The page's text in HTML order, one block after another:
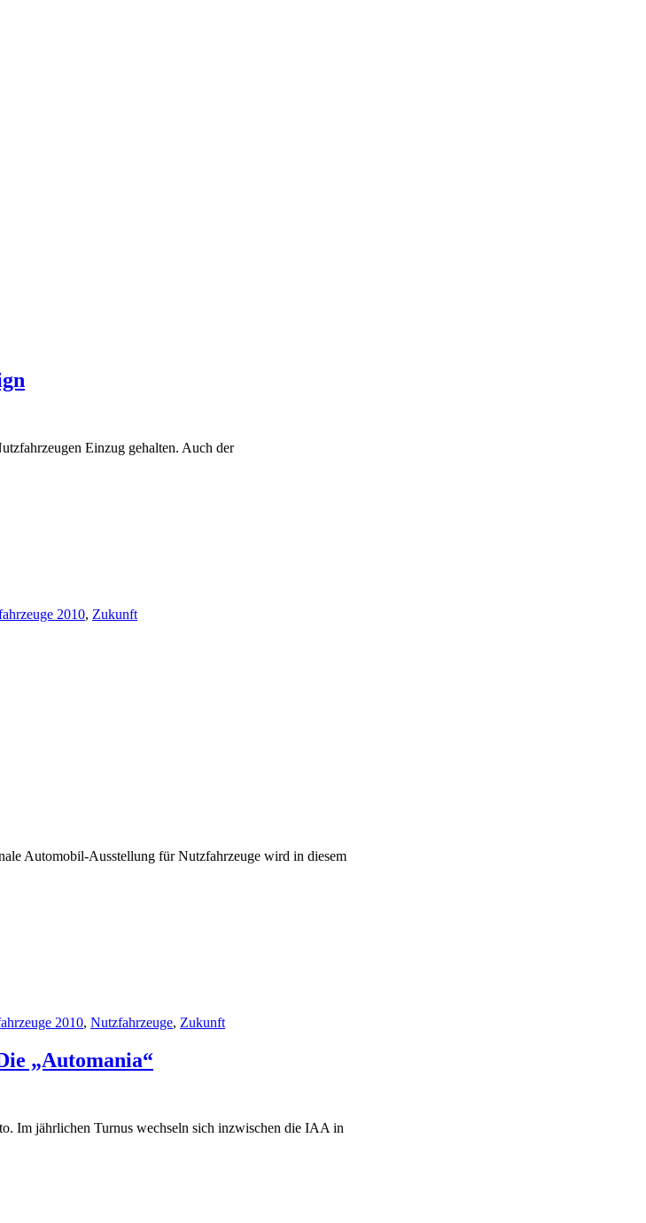
Einzug gehalten. Auch der
2010, Zukunft
Automobil-Ausstellung für Nutzfahrzeuge wird in diesem
2010, Nutzfahrzeuge, Zukunft
„Automania“
Im jährlichen Turnus wechseln sich inzwischen die IAA in